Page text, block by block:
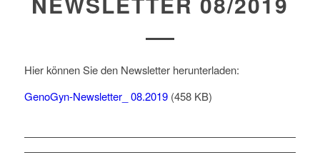
Hier können Sie den Newsletter herunterladen:
GenoGyn-Newsletter_ 08.2019(458 KB)